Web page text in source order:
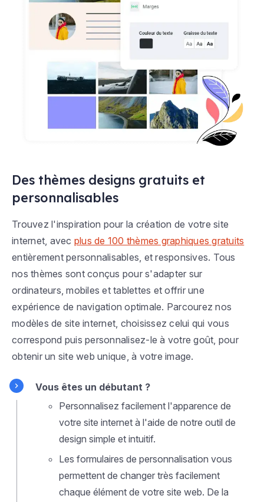
Des thèmes designs gratuits et
personnalisables
Trouvez l'inspiration pour la création de votre site
internet, avec plus de 100 thèmes graphiques gratuits
entièrement personnalisables, et responsives. Tous
nos thèmes sont conçus pour s'adapter sur
ordinateurs, mobiles et tablettes et offrir une
expérience de navigation optimale. Parcourez nos
modèles de site internet, choisissez celui qui vous
correspond puis personnalisez-le à votre goût, pour
obtenir un site web unique, à votre image.
Vous êtes un débutant ?
Personnalisez facilement l'apparence de
votre site internet à l'aide de notre outil de
design simple et intuitif.
Les formulaires de personnalisation vous
permettent de changer très facilement
chaque élément de votre site web. De la